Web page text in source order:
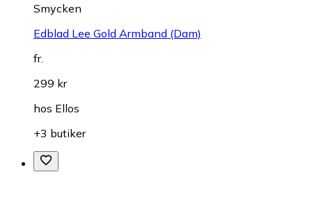
Smycken
Edblad Lee Gold Armband (Dam)
fr.
299 kr
hos Ellos
+3 butiker